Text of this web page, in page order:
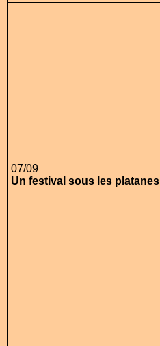
07/09
Un festival sous les platanes